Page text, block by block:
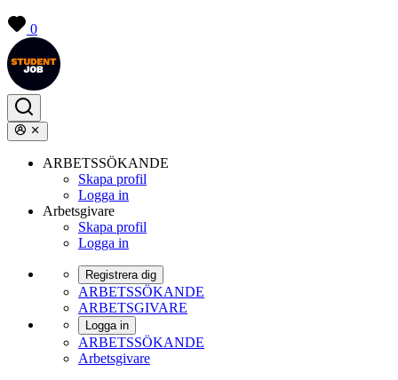
0
ARBETSSÖKANDE
Skapa profil
Logga in
Arbetsgivare
Skapa profil
Logga in
Registrera dig
ARBETSSÖKANDE
ARBETSGIVARE
Logga in
ARBETSSÖKANDE
Arbetsgivare